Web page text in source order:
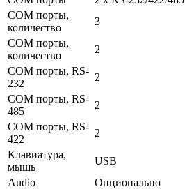
COM порты,
количество
3
COM порты,
количество
2
COM порты, RS-
232
2
COM порты, RS-
485
2
COM порты, RS-
422
2
Клавиатура,
мышь
USB
Audio
Опционально